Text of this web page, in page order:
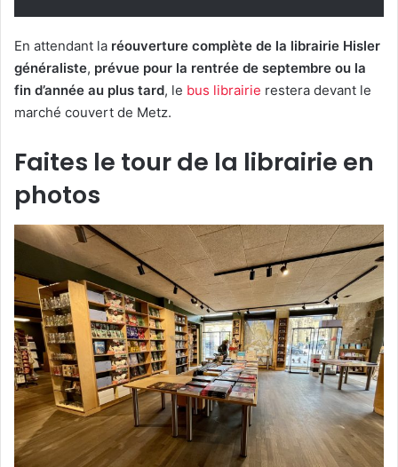
En attendant la réouverture complète de la librairie Hisler
généraliste, prévue pour la rentrée de septembre ou la
fin d’année au plus tard, le bus librairie restera devant le
marché couvert de Metz.
Faites le tour de la librairie en
photos